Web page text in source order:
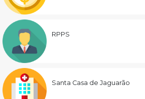
RPPS
Santa Casa de Jaguarão